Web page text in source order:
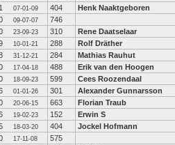
07-01-09 404 Henk Naaktgeboren
09-07-07 746
23-09-23 310 Rene Daatselaar
10-01-21 288 Rolf Dräther
31-12-21 284 Mathias Rauhut
17-04-18 488 Erik van den Hoogen
18-09-23 599 Cees Roozendaal
01-01-26 301 Alexander Gunnarsson
20-06-15 663 Florian Traub
19-02-23 152 Erwin S
18-03-20 404 Jockel Hofmann
17-11-08 575